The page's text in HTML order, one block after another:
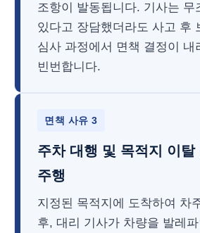
조항이 발동됩니다. 기사는 무
있다고 장담했더라도 사고 후
심사 과정에서 면책 결정이 내
빈번합니다.
면책 사유 3
주차 대행 및 목적지 이탈
주행
지정된 목적지에 도착하여 차
후, 대리 기사가 차량을 발레